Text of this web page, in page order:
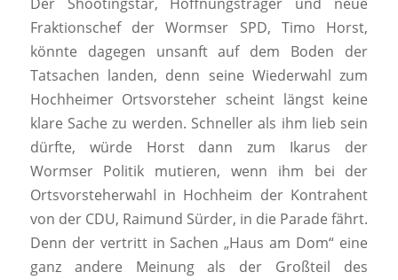
Der Shootingstar, Hoffnungsträger und neue
Fraktionschef der Wormser SPD, Timo Horst,
könnte dagegen unsanft auf dem Boden der
Tatsachen landen, denn seine Wiederwahl zum
Hochheimer Ortsvorsteher scheint längst keine
klare Sache zu werden. Schneller als ihm lieb sein
dürfte, würde Horst dann zum Ikarus der
Wormser Politik mutieren, wenn ihm bei der
Ortsvorsteherwahl in Hochheim der Kontrahent
von der CDU, Raimund Sürder, in die Parade fährt.
Denn der vertritt in Sachen „Haus am Dom“ eine
ganz andere Meinung als der Großteil des